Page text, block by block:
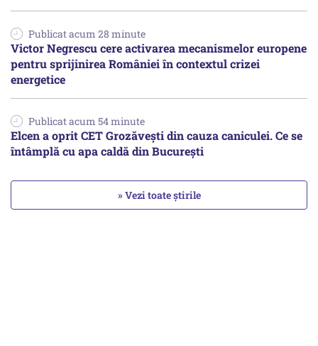
Publicat acum 28 minute
Victor Negrescu cere activarea mecanismelor europene
pentru sprijinirea României în contextul crizei
energetice
Publicat acum 54 minute
Elcen a oprit CET Grozăvești din cauza caniculei. Ce se
întâmplă cu apa caldă din București
» Vezi toate știrile